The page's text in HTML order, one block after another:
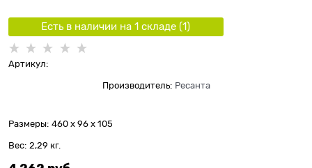
Есть в наличии на 1 складe (1)
Артикул:
Производитель: Ресанта
Размеры: 460 x 96 x 105
Вес: 2,29 кг.